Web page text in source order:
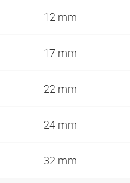
12 mm
17 mm
22 mm
24 mm
32 mm